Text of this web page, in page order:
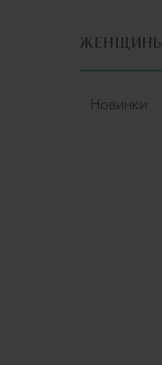
ЖЕНЩИНЫ
Новинки